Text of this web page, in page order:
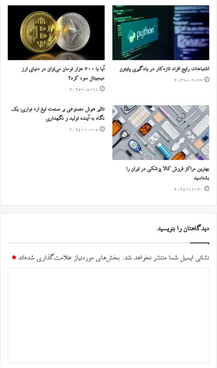
اشتباهات رایج افراد تازه‌کار در یادگیری پایتون
2026-06-27
آیا با ۵۰۰ هزار تومان می‌توان در دنیای ارز
دیجیتال سود کرد؟
2025-08-18
بهترین مراکز فروش کالا پزشکی در ایران را
بشناسید
2024-11-20
تاثیر هوش مصنوعی بر صنعت تیغ اره نواری: یک
نگاه به آینده تولید و نگهداری
2024-10-05
دیدگاهتان را بنویسید
نشانی ایمیل شما منتشر نخواهد شد. بخش‌های موردنیاز علامت‌گذاری شده‌اند *
*